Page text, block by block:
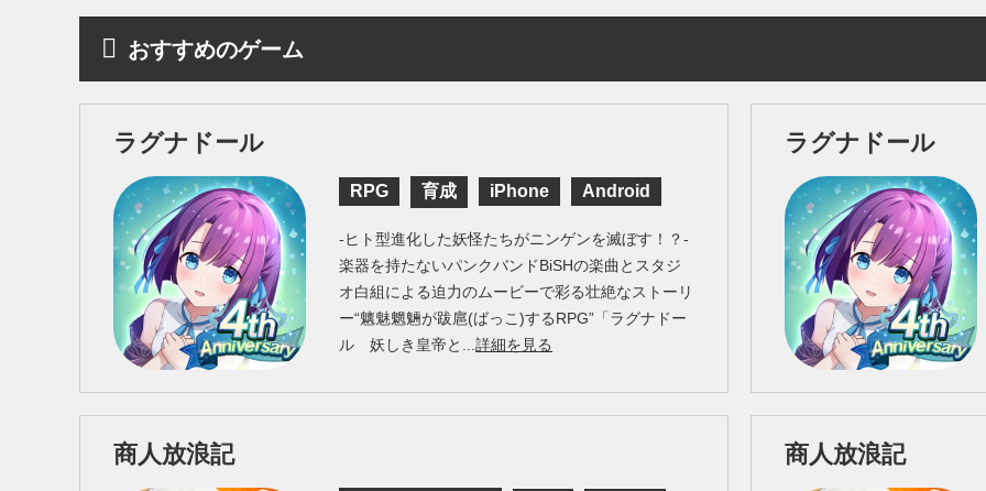
おすすめのゲーム
ラグナドール
RPG 育成 iPhone Android
-ヒト型進化した妖怪たちがニンゲンを滅ぼす！？-
楽器を持たないパンクバンドBiSHの楽曲とスタジ
オ白組による迫力のムービーで彩る壮絶なストーリ
ー“魑魅魍魎が跋扈(ばっこ)するRPG”「ラグナドー
ル 妖しき皇帝と...詳細を見る
ラグナドール
商人放浪記 商人放浪記